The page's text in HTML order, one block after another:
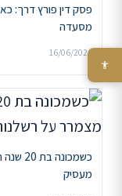
פסק דין פורץ דרך:
מסעדה
16/06/2026
מעסיק